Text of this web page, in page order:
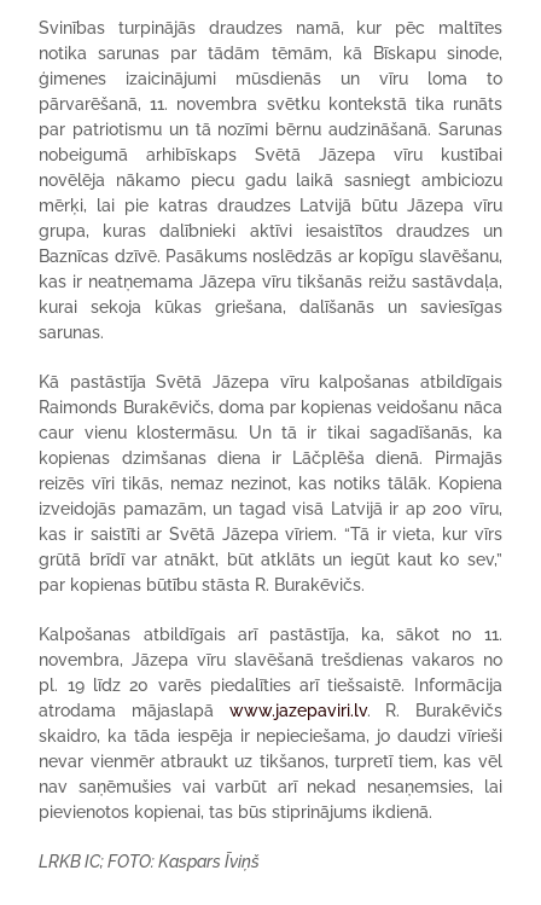
Svinības turpinājās draudzes namā, kur pēc maltītes
notika sarunas par tādām tēmām, kā Bīskapu sinode,
ģimenes izaicinājumi mūsdienās un vīru loma to
pārvarēšanā, 11. novembra svētku kontekstā tika runāts
par patriotismu un tā nozīmi bērnu audzināšanā. Sarunas
nobeigumā arhibīskaps Svētā Jāzepa vīru kustībai
novēlēja nākamo piecu gadu laikā sasniegt ambiciozu
mērķi, lai pie katras draudzes Latvijā būtu Jāzepa vīru
grupa, kuras dalībnieki aktīvi iesaistītos draudzes un
Baznīcas dzīvē. Pasākums noslēdzās ar kopīgu slavēšanu,
kas ir neatņemama Jāzepa vīru tikšanās reižu sastāvdaļa,
kurai sekoja kūkas griešana, dalīšanās un saviesīgas
sarunas.
Kā pastāstīja Svētā Jāzepa vīru kalpošanas atbildīgais
Raimonds Burakēvičs, doma par kopienas veidošanu nāca
caur vienu klostermāsu. Un tā ir tikai sagadīšanās, ka
kopienas dzimšanas diena ir Lāčplēša dienā. Pirmajās
reizēs vīri tikās, nemaz nezinot, kas notiks tālāk. Kopiena
izveidojās pamazām, un tagad visā Latvijā ir ap 200 vīru,
kas ir saistīti ar Svētā Jāzepa vīriem. “Tā ir vieta, kur vīrs
grūtā brīdī var atnākt, būt atklāts un iegūt kaut ko sev,”
par kopienas būtību stāsta R. Burakēvičs.
Kalpošanas atbildīgais arī pastāstīja, ka, sākot no 11.
novembra, Jāzepa vīru slavēšanā trešdienas vakaros no
pl. 19 līdz 20 varēs piedalīties arī tiešsaistē. Informācija
atrodama mājaslapā www.jazepaviri.lv. R. Burakēvičs
skaidro, ka tāda iespēja ir nepieciešama, jo daudzi vīrieši
nevar vienmēr atbraukt uz tikšanos, turpretī tiem, kas vēl
nav saņēmušies vai varbūt arī nekad nesaņemsies, lai
pievienotos kopienai, tas būs stiprinājums ikdienā.
LRKB IC; FOTO: Kaspars Īviņš